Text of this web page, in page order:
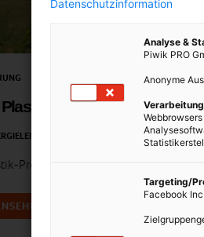
verdauen
REDAKTION
Problem?
Datenschutzinformation
Analyse &
Piwik PRO
Anonyme
Targeting/
Facebook